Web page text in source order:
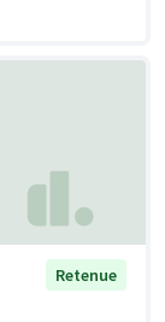
Retenue